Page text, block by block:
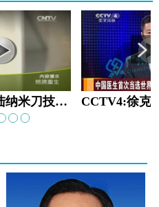
央视报道大陆纳米刀技术手术：绝境重生